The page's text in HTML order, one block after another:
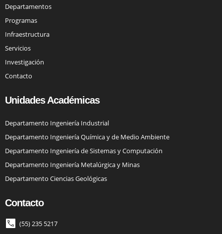
Departamentos
Programas
Infraestructura
Servicios
Investigación
Contacto
Unidades Académicas
Departamento Ingeniería Industrial
Departamento Ingeniería Química y de Medio Ambiente
Departamento Ingeniería de Sistemas y Computación
Departamento Ingeniería Metalúrgica y Minas
Departamento Ciencias Geológicas
Contacto
(55) 235 5217